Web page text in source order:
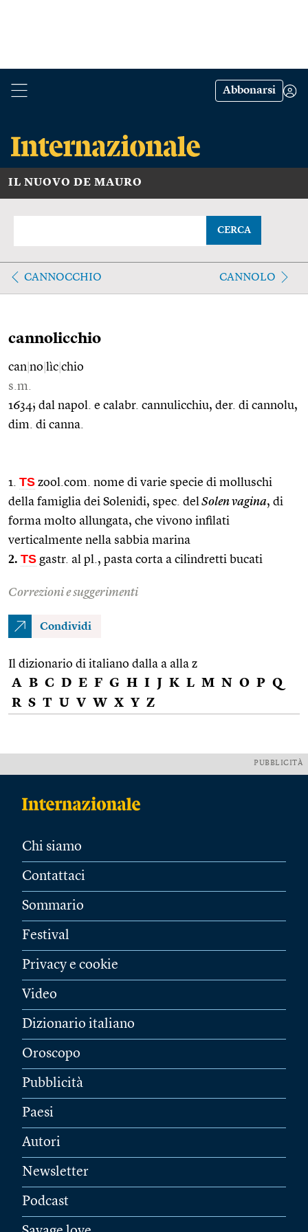
Abbonarsi
IL NUOVO DE MAURO
CERCA
CANNOCCHIO CANNOLO
cannolicchio
can no lìc chio
s.m.
1634; dal napol. e calabr. cannulicchiu, der. di cannolu,
dim. di canna.
1. TS zool.com. nome di varie specie di molluschi
della famiglia dei Solenidi, spec. del Solen vagina, di
forma molto allungata, che vivono infilati
verticalmente nella sabbia marina
2. TS gastr. al pl., pasta corta a cilindretti bucati
Correzioni e suggerimenti
Condividi
Il dizionario di italiano dalla a alla z
A B C D E F G H I J K L M N O P Q
R S T U V W X Y Z
PUBBLICITÀ
Chi siamo
Contattaci
Sommario
Festival
Privacy e cookie
Video
Dizionario italiano
Oroscopo
Pubblicità
Paesi
Autori
Newsletter
Podcast